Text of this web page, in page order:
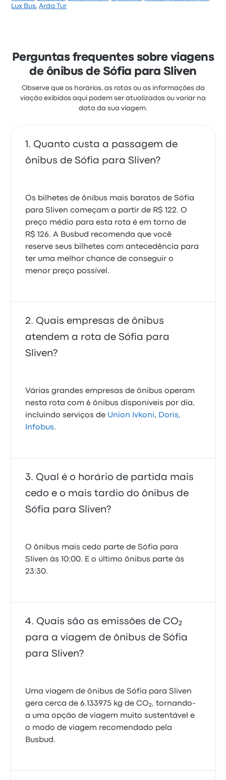
Com base em 497 avaliações, a empresa tem 3.9
custam a partir de R$ 157
Lux Bus,Arda Tur
Perguntas frequentes sobre viagens
de ônibus de Sófia para Sliven
Observe que os horários, as rotas ou as informações da
viação exibidos aqui podem ser atualizados ou variar na
data da sua viagem.
Quanto custa a passagem de
ônibus de Sófia para Sliven?
Os bilhetes de ônibus mais baratos de Sófia
para Sliven começam a partir de R$ 122. O
preço médio para esta rota é em torno de
R$ 126. A Busbud recomenda que você
reserve seus bilhetes com antecedência para
ter uma melhor chance de conseguir o
menor preço possível.
Quais empresas de ônibus
atendem a rota de Sófia para
Sliven?
Várias grandes empresas de ônibus operam
nesta rota com 6 ônibus disponíveis por dia,
incluindo serviços de Union Ivkoni, Doris,
Infobus.
Qual é o horário de partida mais
cedo e o mais tardio do ônibus de
Sófia para Sliven?
O ônibus mais cedo parte de Sófia para
Sliven às 10:00. E o último ônibus parte às
23:30.
Quais são as emissões de CO₂
para a viagem de ônibus de Sófia
para Sliven?
Uma viagem de ônibus de Sófia para Sliven
gera cerca de 6.133975 kg de CO₂, tornando-
a uma opção de viagem muito sustentável e
o modo de viagem recomendado pela
Busbud.